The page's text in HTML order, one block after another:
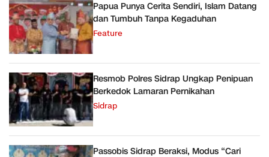
Papua Punya Cerita Sendiri, Islam Datang
dan Tumbuh Tanpa Kegaduhan
Feature
Resmob Polres Sidrap Ungkap Penipuan
Berkedok Lamaran Pernikahan
Sidrap
Passobis Sidrap Beraksi, Modus “Cari